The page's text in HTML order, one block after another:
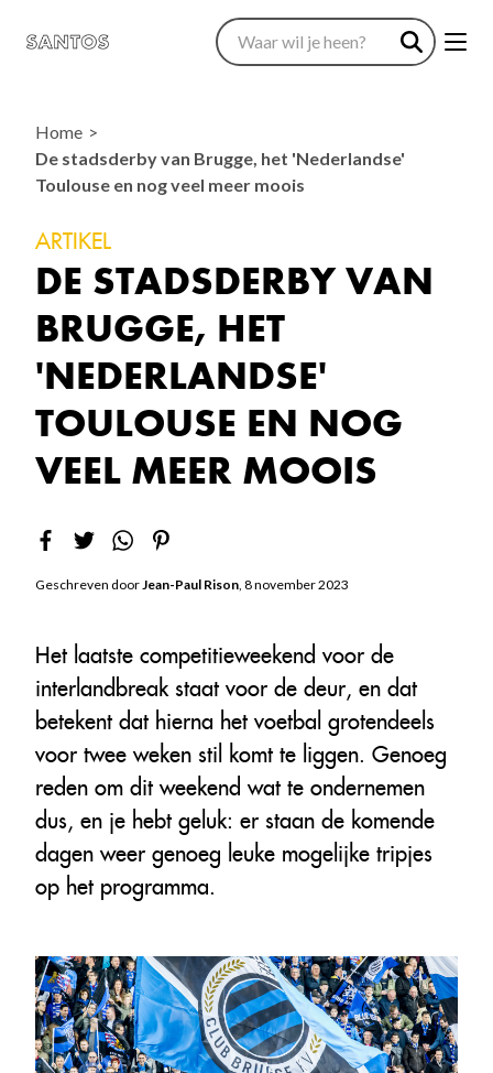
Home
De stadsderby van Brugge, het 'Nederlandse'
Toulouse en nog veel meer moois
ARTIKEL
DE STADSDERBY VAN
BRUGGE, HET
'NEDERLANDSE'
TOULOUSE EN NOG
VEEL MEER MOOIS
Geschreven doorJean-Paul Rison, 8 november 2023
Het laatste competitieweekend voor de
interlandbreak staat voor de deur, en dat
betekent dat hierna het voetbal grotendeels
voor twee weken stil komt te liggen. Genoeg
reden om dit weekend wat te ondernemen
dus, en je hebt geluk: er staan de komende
dagen weer genoeg leuke mogelijke tripjes
op het programma.